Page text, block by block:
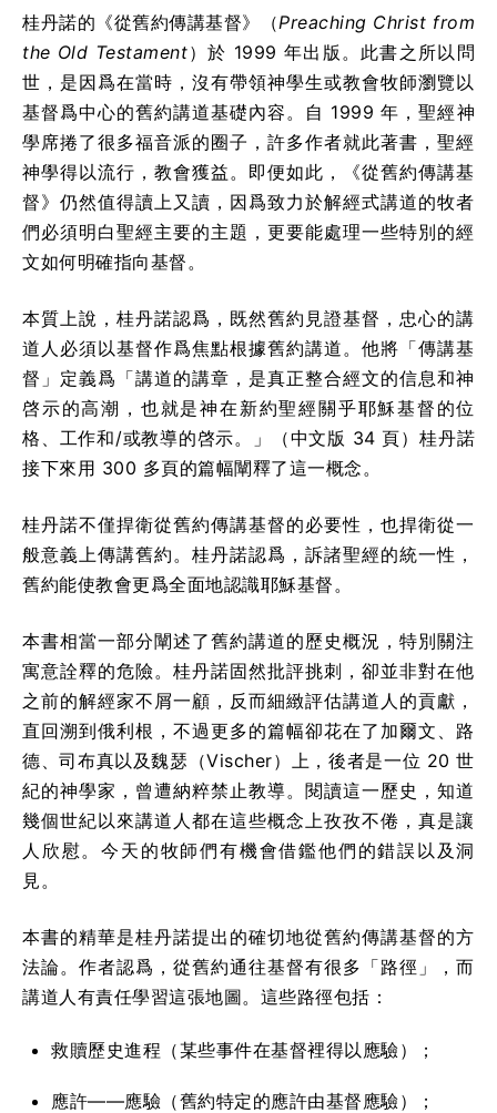
桂丹諾的《從舊約傳講基督》（Preaching Christ from
the Old Testament）於 1999 年出版。此書之所以問
世，是因爲在當時，沒有帶領神學生或教會牧師瀏覽以
基督爲中心的舊約講道基礎內容。自 1999 年，聖經神
學席捲了很多福音派的圈子，許多作者就此著書，聖經
神學得以流行，教會獲益。即便如此，《從舊約傳講基
督》仍然值得讀上又讀，因爲致力於解經式講道的牧者
們必須明白聖經主要的主題，更要能處理一些特別的經
文如何明確指向基督。
本質上說，桂丹諾認爲，既然舊約見證基督，忠心的講
道人必須以基督作爲焦點根據舊約講道。他將「傳講基
督」定義爲「講道的講章，是真正整合經文的信息和神
啓示的高潮，也就是神在新約聖經關乎耶穌基督的位
格、工作和/或教導的啓示。」（中文版 34 頁）桂丹諾
接下來用 300 多頁的篇幅闡釋了這一概念。
桂丹諾不僅捍衛從舊約傳講基督的必要性，也捍衛從一
般意義上傳講舊約。桂丹諾認爲，訴諸聖經的統一性，
舊約能使教會更爲全面地認識耶穌基督。
本書相當一部分闡述了舊約講道的歷史概況，特別關注
寓意詮釋的危險。桂丹諾固然批評挑刺，卻並非對在他
之前的解經家不屑一顧，反而細緻評估講道人的貢獻，
直回溯到俄利根，不過更多的篇幅卻花在了加爾文、路
德、司布真以及魏瑟（Vischer）上，後者是一位 20 世
紀的神學家，曾遭納粹禁止教導。閱讀這一歷史，知道
幾個世紀以來講道人都在這些概念上孜孜不倦，真是讓
人欣慰。今天的牧師們有機會借鑑他們的錯誤以及洞
見。
本書的精華是桂丹諾提出的確切地從舊約傳講基督的方
法論。作者認爲，從舊約通往基督有很多「路徑」，而
講道人有責任學習這張地圖。這些路徑包括：
救贖歷史進程（某些事件在基督裡得以應驗）；
應許——應驗（舊約特定的應許由基督應驗）；